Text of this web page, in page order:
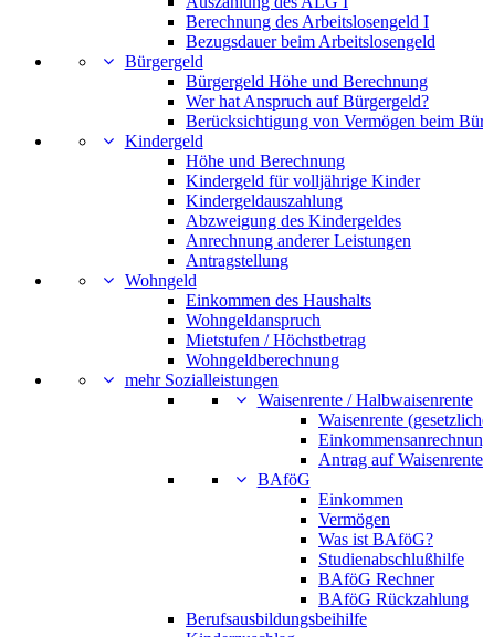
Berechnung des Arbeitslosengeld I
Bezugsdauer beim Arbeitslosengeld
Bürgergeld
Bürgergeld Höhe und Berechnung
Wer hat Anspruch auf Bürgergeld?
Berücksichtigung von Vermögen beim
Kindergeld
Höhe und Berechnung
Kindergeld für volljährige Kinder
Kindergeldauszahlung
Abzweigung des Kindergeldes
Anrechnung anderer Leistungen
Antragstellung
Wohngeld
Einkommen des Haushalts
Wohngeldanspruch
Mietstufen / Höchstbetrag
Wohngeldberechnung
mehr Sozialleistungen
Waisenrente / Halbwaisenrente
Waisenrente
Antrag auf Waisenrente
BAföG
Einkommen
Vermögen
Was ist BAföG?
Studienabschlußhilfe
BAföG Rechner
BAföG Rückzahlung
Berufsausbildungsbeihilfe